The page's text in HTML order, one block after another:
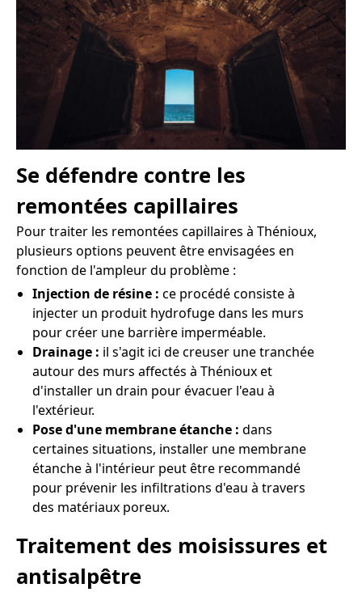
Se défendre contre les
remontées capillaires
Pour traiter les remontées capillaires à Thénioux,
plusieurs options peuvent être envisagées en
fonction de l'ampleur du problème :
Injection de résine : ce procédé consiste à
injecter un produit hydrofuge dans les murs
pour créer une barrière imperméable.
Drainage : il s'agit ici de creuser une tranchée
autour des murs affectés à Thénioux et
d'installer un drain pour évacuer l'eau à
l'extérieur.
Pose d'une membrane étanche : dans
certaines situations, installer une membrane
étanche à l'intérieur peut être recommandé
pour prévenir les infiltrations d'eau à travers
des matériaux poreux.
Traitement des moisissures et
antisalpêtre